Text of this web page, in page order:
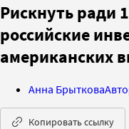
Рискнуть ради
российские
американских
Анна Брыткова
Копировать ссылку